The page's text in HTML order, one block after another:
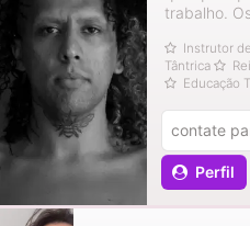
trabalho.
Instrutor
Tântrica
Educação
Perfil
contate